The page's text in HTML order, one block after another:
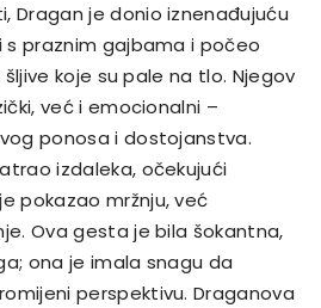
Dragan je donio iznenađujuću
s praznim gajbama i počeo
koje su pale na tlo. Njegov
već i emocionalni –
ponosa i dostojanstva.
izdaleka, očekujući
pokazao mržnju, već
Ova gesta je bila šokantna,
ona je imala snagu da
perspektivu.Draganova